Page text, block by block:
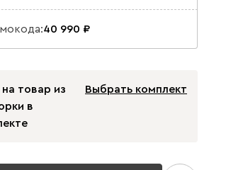
40 990
товар из
в
Выбрать комплект